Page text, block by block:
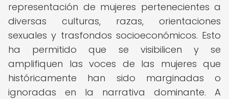
representación de mujeres pertenecientes a
diversas culturas, razas, orientaciones
sexuales y trasfondos socioeconómicos. Esto
ha permitido que se visibilicen y se
amplifiquen las voces de las mujeres que
históricamente han sido marginadas o
ignoradas en la narrativa dominante. A